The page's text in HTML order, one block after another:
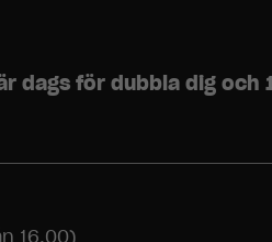
dags för dubbla dig och
16.00)